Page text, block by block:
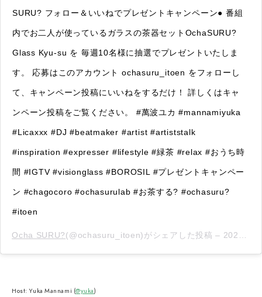
SURU? フォロー＆いいねでプレゼントキャンペーン● 番組
内でお二人が使っているガラスの茶器セットOchaSURU?
Glass Kyu-su を 毎週10名様に抽選でプレゼントいたしま
す。 応募はこのアカウント ochasuru_itoen をフォローし
て、キャンペーン投稿にいいねをするだけ！ 詳しくはキャ
ンペーン投稿をご覧ください。 #萬波ユカ #mannamiyuka
#Licaxxx #DJ #beatmaker #artist #artiststalk
#inspiration #expresser #lifestyle #緑茶 #relax #おうち時
間 #IGTV #visionglass #BOROSIL #プレゼントキャンペー
ン #chagocoro #ochasurulab #お茶する? #ochasuru?
#itoen
Ocha SURU?(@ochasuru_itoen)がシェアした投稿 – 2020年 9月月4日午後10時57分PDT
Host: Yuka Mannami (@yuka)